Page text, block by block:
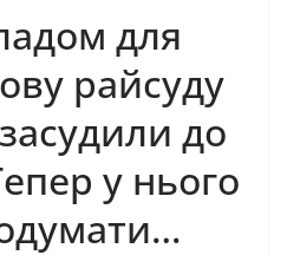
для
райсуду
до
у нього